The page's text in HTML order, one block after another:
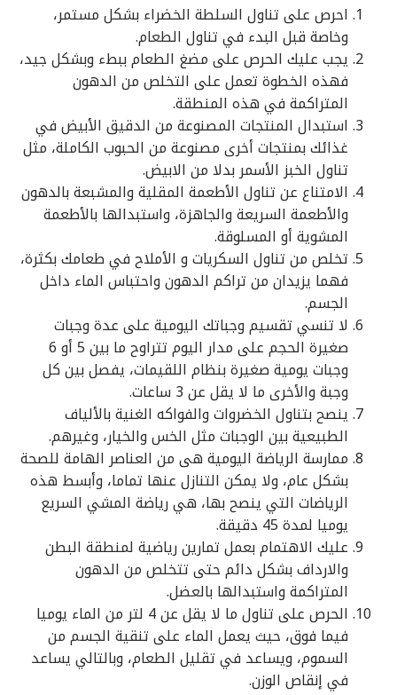
احرص على تناول السلطة الخضراء بشكل مستمر،
وخاصة قبل البدء في تناول الطعام.
يجب عليك الحرص على مضغ الطعام ببطء وبشكل جيد،
فهذه الخطوة تعمل على التخلص من الدهون
المتراكمة في هذه المنطقة.
استبدال المنتجات المصنوعة من الدقيق الأبيض في
غذائك بمنتجات أخرى مصنوعة من الحبوب الكاملة، مثل
تناول الخبز الأسمر بدلا من الابيض.
الامتناع عن تناول الأطعمة المقلية والمشبعة بالدهون
والأطعمة السريعة والجاهزة، واستبدالها بالأطعمة
المشوية أو المسلوقة.
تخلص من تناول السكريات و الأملاح في طعامك بكثرة،
فهما يزيدان من تراكم الدهون واحتباس الماء داخل
الجسم.
لا تنسي تقسيم وجباتك اليومية على عدة وجبات
صغيرة الحجم على مدار اليوم تتراوح ما بين 5 أو 6
وجبات يومية صغيرة بنظام اللقيمات، يفصل بين كل
وجبة والأخرى ما لا يقل عن 3 ساعات.
ينصح بتناول الخضروات والفواكه الغنية بالألياف
الطبيعية بين الوجبات مثل الخس والخيار، وغيرهم.
ممارسة الرياضة اليومية هى من العناصر الهامة للصحة
بشكل عام، ولا يمكن التنازل عنها تماما، وأبسط هذه
الرياضات التي ينصح بها، هي رياضة المشي السريع
يوميا لمدة 45 دقيقة.
عليك الاهتمام بعمل تمارين رياضية لمنطقة البطن
والارداف بشكل دائم حتى تتخلص من الدهون
المتراكمة واستبدالها بالعضل.
الحرص على تناول ما لا يقل عن 4 لتر من الماء يوميا
فيما فوق، حيث يعمل الماء على تنقية الجسم من
السموم، ويساعد في تقليل الطعام، وبالتالي يساعد
في إنقاص الوزن.